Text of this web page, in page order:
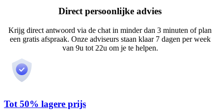
Direct persoonlijke advies
Krijg direct antwoord via de chat in minder dan 3 minuten of plan
een gratis afspraak. Onze adviseurs staan klaar 7 dagen per week
van 9u tot 22u om je te helpen.
Tot 50% lagere prijs